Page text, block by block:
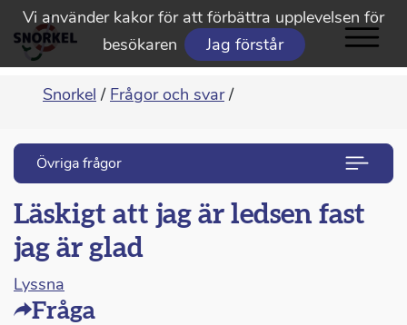
Vi använder kakor för att förbättra upplevelsen för
besökaren
Jag förstår
Snorkel / Frågor och svar /
Övriga frågor
Läskigt att jag är ledsen fast
jag är glad
Lyssna
Fråga